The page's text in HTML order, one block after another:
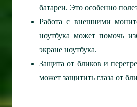
батареи. Это особенно
Работа с внешними
ноутбука может помочь
экране ноутбука.
Защита от бликов и
может защитить глаза от